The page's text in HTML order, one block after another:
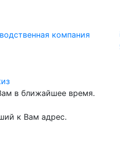
компания
в ближайшее время.
к Вам адрес.